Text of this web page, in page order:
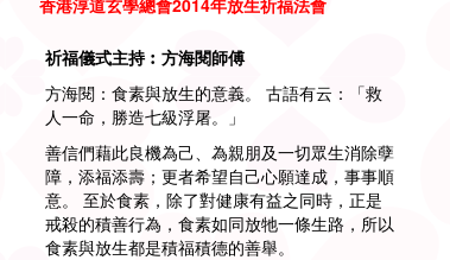
香港淳道玄學總會2014年放生祈福法會
祈福儀式主持︰方海閱師傅
方海閱 ：食素與放生的意義。古語有云：「救
人一命，勝造七級浮屠。」
善信們藉此良機為己、為親朋及一切眾生消除孽
障，添福添壽；更者希望自己心願達成，事事順
意。 至於食素，除了對健康有益之同時，正是
戒殺的積善行為，食素如同放牠一條生路，所以
食素與放生都是積福積德的善舉。